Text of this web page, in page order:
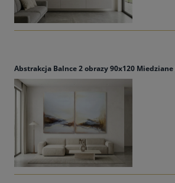
Abstrakcja Balnce 2 obrazy 90x120